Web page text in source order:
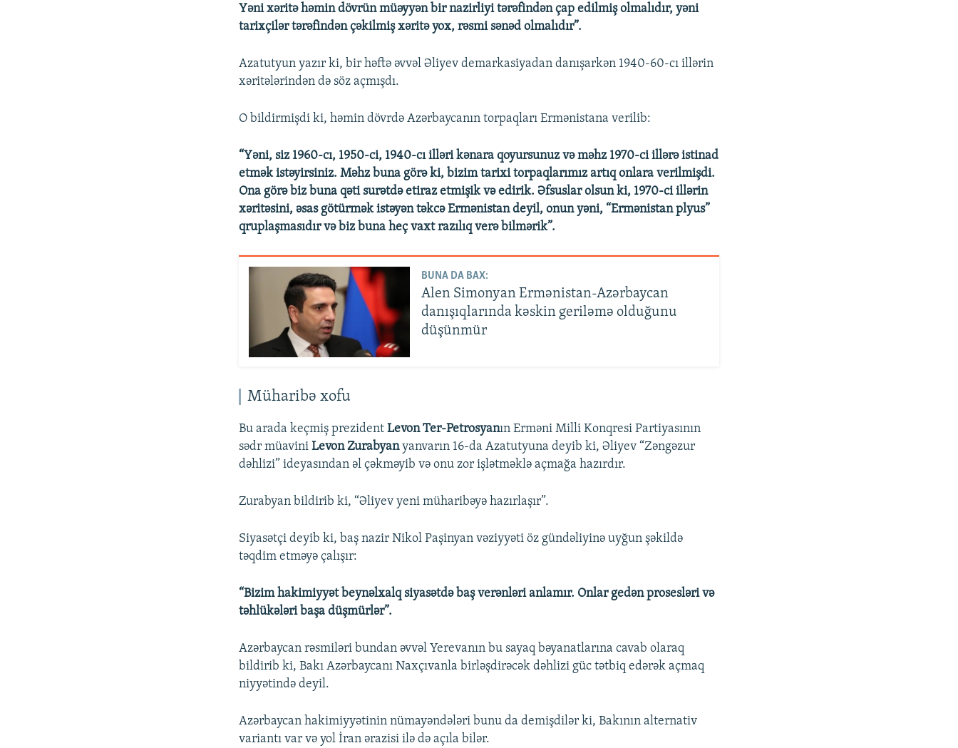
Yəni xəritə həmin dövrün müəyyən bir nazirliyi tərəfindən çap edilmiş olmalıdır, yəni
tarixçilər tərəfindən çəkilmiş xəritə yox, rəsmi sənəd olmalıdır”.
Azatutyun yazır ki, bir həftə əvvəl Əliyev demarkasiyadan danışarkən 1940-60-cı illərin
xəritələrindən də söz açmışdı.
O bildirmişdi ki, həmin dövrdə Azərbaycanın torpaqları Ermənistana verilib:
“Yəni, siz 1960-cı, 1950-ci, 1940-cı illəri kənara qoyursunuz və məhz 1970-ci illərə istinad
etmək istəyirsiniz. Məhz buna görə ki, bizim tarixi torpaqlarımız artıq onlara verilmişdi.
Ona görə biz buna qəti surətdə etiraz etmişik və edirik. Əfsuslar olsun ki, 1970-ci illərin
xəritəsini, əsas götürmək istəyən təkcə Ermənistan deyil, onun yəni, “Ermənistan plyus”
qruplaşmasıdır və biz buna heç vaxt razılıq verə bilmərik”.
BUNA DA BAX:
Alen Simonyan Ermənistan-Azərbaycan
danışıqlarında kəskin geriləmə olduğunu
düşünmür
Müharibə xofu
Bu arada keçmiş prezidentLevon Ter-Petrosyanın Erməni Milli Konqresi Partiyasının
sədr müaviniLevon Zurabyanyanvarın 16-da Azatutyuna deyib ki, Əliyev “Zəngəzur
dəhlizi” ideyasından əl çəkməyib və onu zor işlətməklə açmağa hazırdır.
Zurabyan bildirib ki, “Əliyev yeni müharibəyə hazırlaşır”.
Siyasətçi deyib ki, baş nazir Nikol Paşinyan vəziyyəti öz gündəliyinə uyğun şəkildə
təqdim etməyə çalışır:
“Bizim hakimiyyət beynəlxalq siyasətdə baş verənləri anlamır. Onlar gedən prosesləri və
təhlükələri başa düşmürlər”.
Azərbaycan rəsmiləri bundan əvvəl Yerevanın bu sayaq bəyanatlarına cavab olaraq
bildirib ki, Bakı Azərbaycanı Naxçıvanla birləşdirəcək dəhlizi güc tətbiq edərək açmaq
niyyətində deyil.
Azərbaycan hakimiyyətinin nümayəndələri bunu da demişdilər ki, Bakının alternativ
variantı var və yol İran ərazisi ilə də açıla bilər.